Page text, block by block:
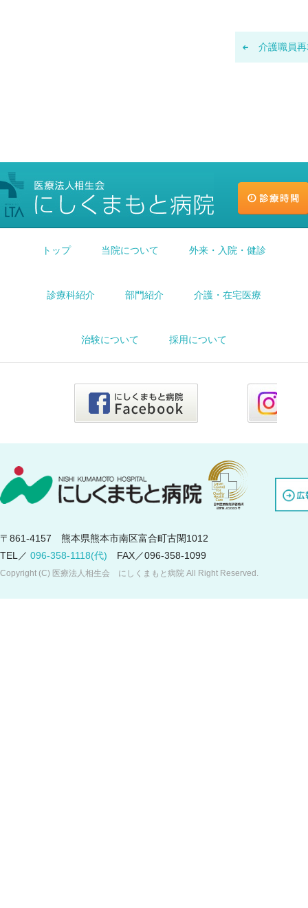
介護職員
トップ 当院について 外来・入院・健診
診療科紹介 部門紹介 介護・在宅医療
治験について 採用について
〒861-4157 熊本県熊本市南区富合町古閑1012
TEL／ 096-358-1118(代) FAX／096-358-1099
Copyright (C) 医療法人相生会 にしくまもと病院 All Right Reserved.